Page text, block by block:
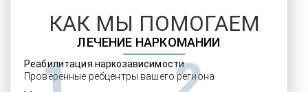
ЛЕЧЕНИЕ НАРКОМАНИИ
Реабилитация наркозависимости
Проверенные ребцентры вашего региона
КАК МЫ ПОМОГАЕМ